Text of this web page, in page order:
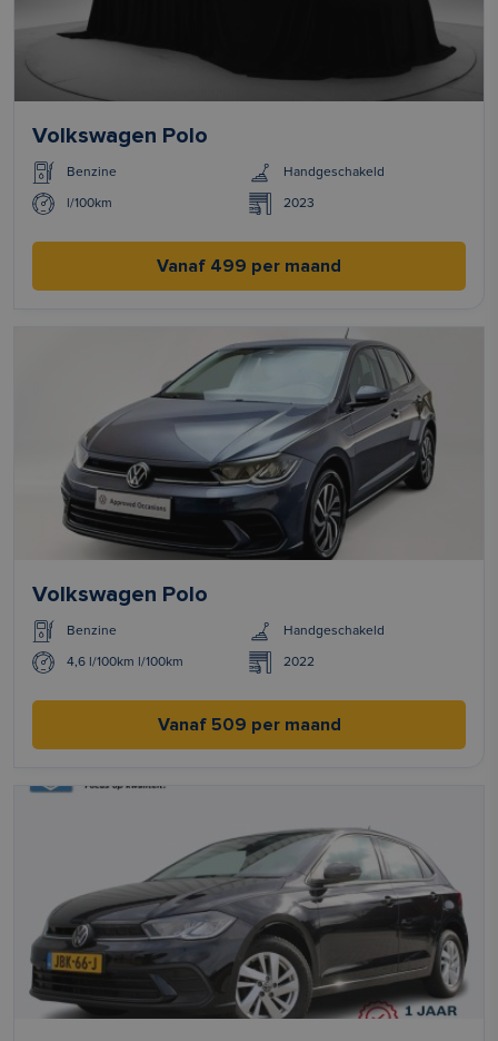
Volkswagen Polo
Benzine Handgeschakeld
l/100km 2023
Vanaf 499 per maand
Volkswagen Polo
Benzine Handgeschakeld
4,6 l/100km l/100km 2022
Vanaf 509 per maand